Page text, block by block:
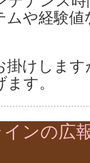
ムや経験
掛けしま
す。
インの広